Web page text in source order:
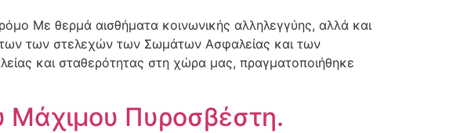
Με θερμά αισθήματα κοινωνικής αλληλεγγύης, αλλά και
των στελεχών των Σωμάτων Ασφαλείας και των
και σταθερότητας στη χώρα μας, πραγματοποιήθηκε
Μάχιμου Πυροσβέστη.